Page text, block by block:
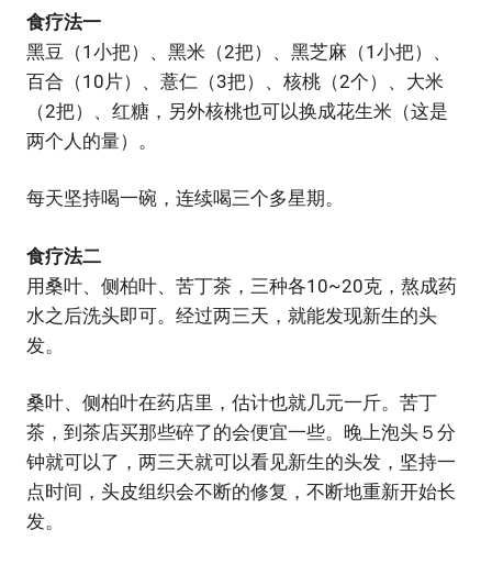
食疗法一
黑豆（1小把）、黑米（2把）、黑芝麻（1小把）、
百合（10片）、薏仁（3把）、核桃（2个）、大米
（2把）、红糖，另外核桃也可以换成花生米（这是
两个人的量）。
每天坚持喝一碗，连续喝三个多星期。
食疗法二
用桑叶、侧柏叶、苦丁茶，三种各10~20克，熬成药
水之后洗头即可。经过两三天，就能发现新生的头
发。
桑叶、侧柏叶在药店里，估计也就几元一斤。苦丁
茶，到茶店买那些碎了的会便宜一些。晚上泡头５分
钟就可以了，两三天就可以看见新生的头发，坚持一
点时间，头皮组织会不断的修复，不断地重新开始长
发。